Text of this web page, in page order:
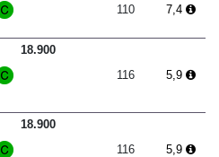
110
7,4
18.900
116
5,9
18.900
116
5,9